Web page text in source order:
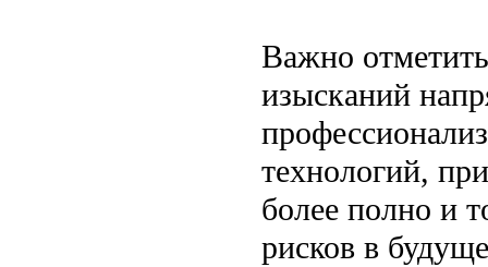
Важно
изысканий
технологий,
более полно и
рисков в